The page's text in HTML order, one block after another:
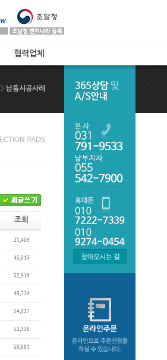
협력업체
> 납품시공사례
조회
21,409
45,015
52,919
49,734
54,027
52,336
50,681